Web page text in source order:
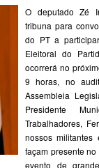
O deputado Zé
tribuna para
do PT a
Eleitoral do
ocorrerá no
9 horas, no
Assembleia
Presidente
Trabalhadores,
nossos
façam presente
evento de